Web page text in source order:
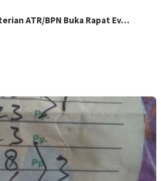
ATR/BPN Buka Rapat Ev…